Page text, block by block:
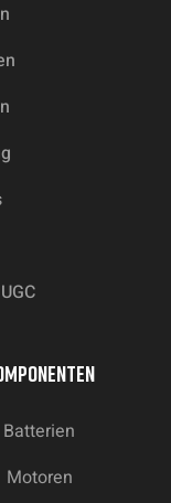
Batterien
Motoren